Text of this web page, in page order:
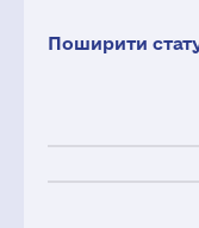
Поширити